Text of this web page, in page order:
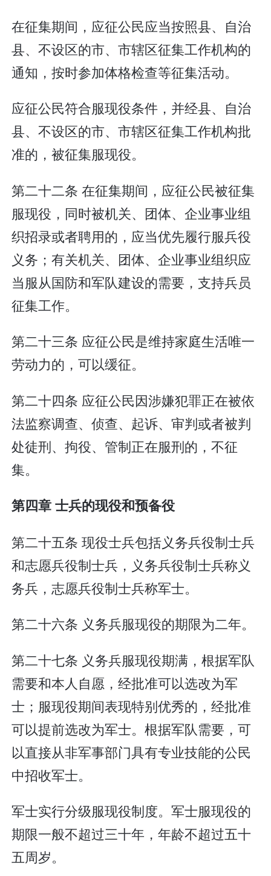
在征集期间，应征公民应当按照县、自治
县、不设区的市、市辖区征集工作机构的
通知，按时参加体格检查等征集活动。
应征公民符合服现役条件，并经县、自治
县、不设区的市、市辖区征集工作机构批
准的，被征集服现役。
第二十二条 在征集期间，应征公民被征集
服现役，同时被机关、团体、企业事业组
织招录或者聘用的，应当优先履行服兵役
义务；有关机关、团体、企业事业组织应
当服从国防和军队建设的需要，支持兵员
征集工作。
第二十三条 应征公民是维持家庭生活唯一
劳动力的，可以缓征。
第二十四条 应征公民因涉嫌犯罪正在被依
法监察调查、侦查、起诉、审判或者被判
处徒刑、拘役、管制正在服刑的，不征
集。
第四章 士兵的现役和预备役
第二十五条 现役士兵包括义务兵役制士兵
和志愿兵役制士兵，义务兵役制士兵称义
务兵，志愿兵役制士兵称军士。
第二十六条 义务兵服现役的期限为二年。
第二十七条 义务兵服现役期满，根据军队
需要和本人自愿，经批准可以选改为军
士；服现役期间表现特别优秀的，经批准
可以提前选改为军士。根据军队需要，可
以直接从非军事部门具有专业技能的公民
中招收军士。
军士实行分级服现役制度。军士服现役的
期限一般不超过三十年，年龄不超过五十
五周岁。